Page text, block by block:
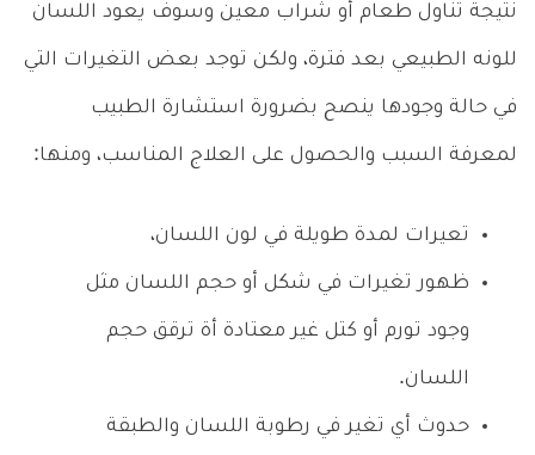
نتيجة تناول طعام أو شراب معين وسوف يعود اللسان
للونه الطبيعي بعد فترة، ولكن توجد بعض التغيرات التي
في حالة وجودها ينصح بضرورة استشارة الطبيب
لمعرفة السبب والحصول على العلاج المناسب، ومنها:
تعيرات لمدة طويلة في لون اللسان،
ظهور تغيرات في شكل أو حجم اللسان مثل
وجود تورم أو كتل غير معتادة أة ترقق حجم
اللسان.
حدوث أي تغير في رطوبة اللسان والطبقة